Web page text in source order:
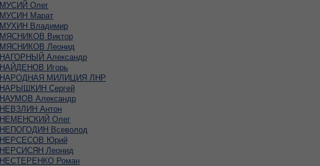
МУСИЙ Олег
МУСИН Марат
МУХИН Владимир
МЯСНИКОВ Виктор
МЯСНИКОВ Леонид
НАГОРНЫЙ Александр
НАЙДЕНОВ Игорь
НАРОДНАЯ МИЛИЦИЯ ЛНР
НАРЫШКИН Сергей
НАУМОВ Александр
НЕВЗЛИН Антон
НЕМЕНСКИЙ Олег
НЕПОГОДИН Всеволод
НЕРСЕСОВ Юрий
НЕРСИСЯН Леонид
НЕСТЕРЕНКО Роман